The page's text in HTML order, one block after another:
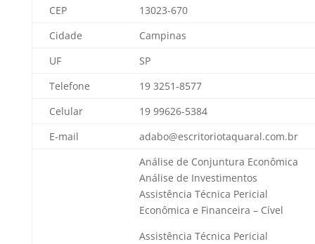
CEP
13023-670
Cidade
Campinas
UF
SP
Telefone
19 3251-8577
Celular
19 99626-5384
E-mail
adabo@escritoriotaquaral.com.br
Análise de Conjuntura Econômica
Análise de Investimentos
Assistência Técnica Pericial
Econômica e Financeira – Cível
Assistência Técnica Pericial